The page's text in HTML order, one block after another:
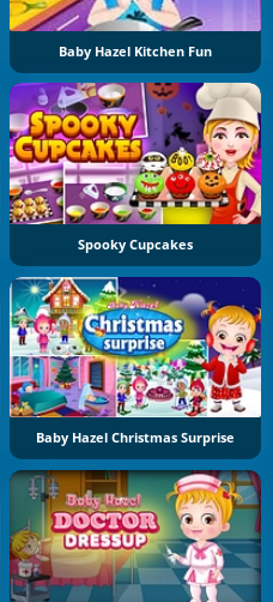
Baby Hazel Kitchen Fun
Spooky Cupcakes
Baby Hazel Christmas Surprise